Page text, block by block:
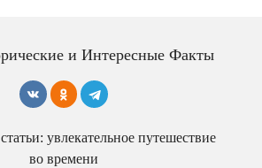
и Интересные Факты
увлекательное путешествие
во времени